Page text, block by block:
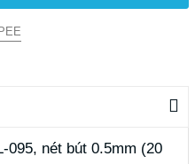
095, nét bút 0.5mm (20